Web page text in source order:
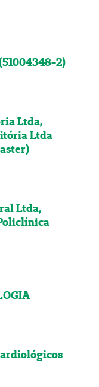
2)
Ltda,
Ltda
Ltda,